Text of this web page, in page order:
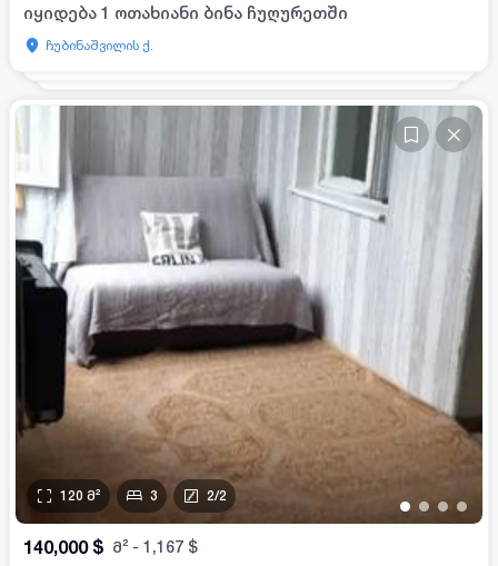
იყიდება 1 ოთახიანი ბინა ჩუღურეთში
ჩუბინაშვილის ქ.
• • • •
120 მ² 3 2/2
140,000 $ მ² - 1,167 $